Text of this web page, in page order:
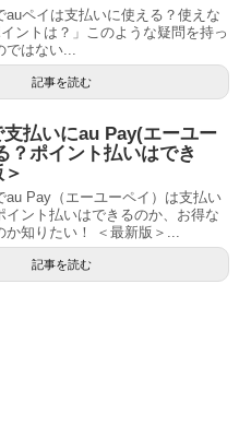
auペイは支払いに使える？使えな
ントは？」このような疑問を持っ
はない...
記事を読む
支払いにau Pay(エーユー
？ポイント払いはでき
au Pay（エーユーペイ）は支払い
イント払いはできるのか、お得な
知りたい！ ＜最新版＞...
記事を読む